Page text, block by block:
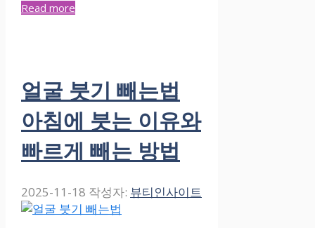
Read more
얼굴 붓기 빼는법
아침에 붓는 이유와
빠르게 빼는 방법
2025-11-18 작성자: 뷰티인사이트